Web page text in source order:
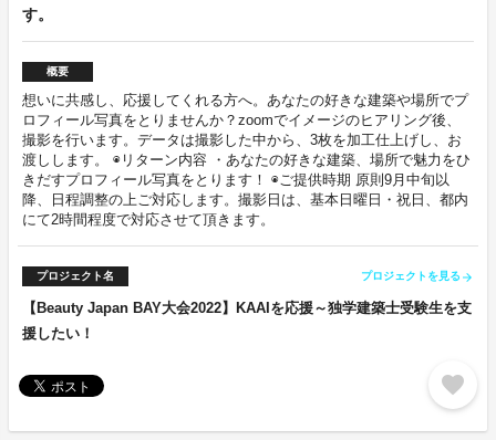
す。
概要
想いに共感し、応援してくれる方へ。あなたの好きな建築や場所でプ
ロフィール写真をとりませんか？zoomでイメージのヒアリング後、
撮影を行います。データは撮影した中から、3枚を加工仕上げし、お
渡しします。 ◉リターン内容 ・あなたの好きな建築、場所で魅力をひ
きだすプロフィール写真をとります！ ◉ご提供時期 原則9月中旬以
降、日程調整の上ご対応します。撮影日は、基本日曜日・祝日、都内
にて2時間程度で対応させて頂きます。
プロジェクト名 プロジェクトを見る arrow_forward
【Beauty Japan BAY大会2022】KAAIを応援～独学建築士受験生を支
援したい！
favorite